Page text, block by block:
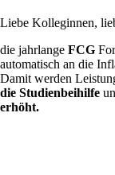
Liebe Kolleginnen,
die jahrlange FCG
automatisch an die
Damit werden
die Studienbeihilfe
erhöht.